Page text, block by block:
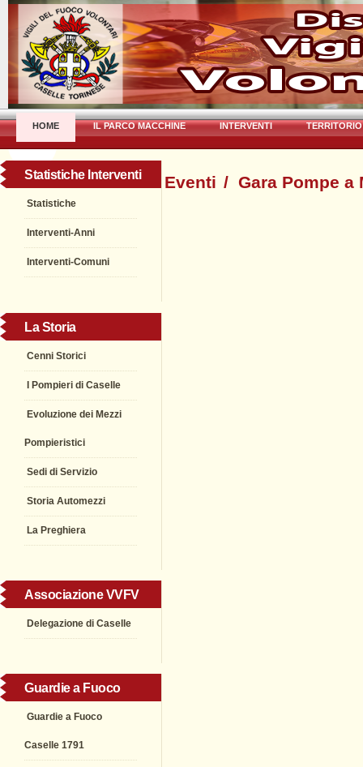
HOME IL PARCO MACCHINE INTERVENTI TERRITORIO
Statistiche Interventi
Statistiche
Interventi-Anni
Interventi-Comuni
La Storia
Cenni Storici
I Pompieri di Caselle
Evoluzione dei Mezzi
Pompieristici
Sedi di Servizio
Storia Automezzi
La Preghiera
Associazione VVFV
Delegazione di Caselle
Guardie a Fuoco
Guardie a Fuoco
Caselle 1791
Eventi / Gara Pompe a